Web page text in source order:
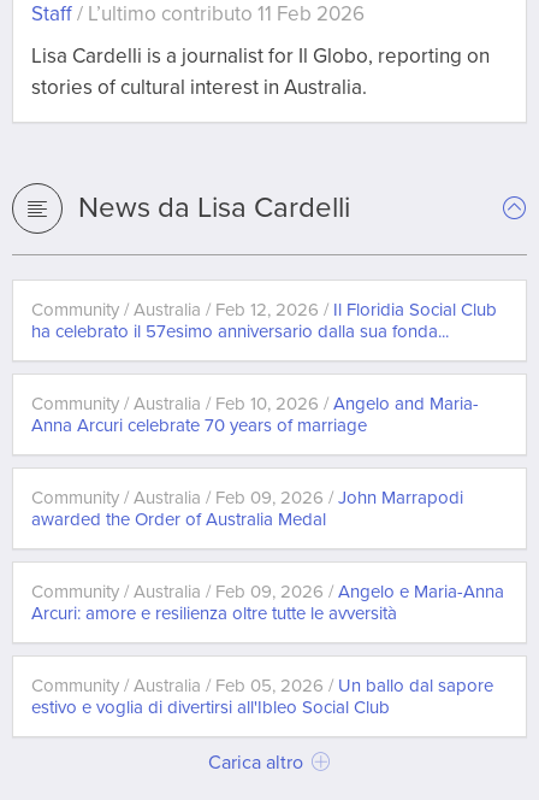
Staff/ L’ultimo contributo 11 Feb 2026
Lisa Cardelli is a journalist for Il Globo, reporting on
stories of cultural interest in Australia.
News da Lisa Cardelli
Community / Australia / Feb 12, 2026 / Il Floridia Social Club
ha celebrato il 57esimo anniversario dalla sua fonda...
Community / Australia / Feb 10, 2026 / Angelo and Maria-
Anna Arcuri celebrate 70 years of marriage
Community / Australia / Feb 09, 2026 / John Marrapodi
awarded the Order of Australia Medal
Community / Australia / Feb 09, 2026 / Angelo e Maria-Anna
Arcuri: amore e resilienza oltre tutte le avversità
Community / Australia / Feb 05, 2026 / Un ballo dal sapore
estivo e voglia di divertirsi all'Ibleo Social Club
Carica altro